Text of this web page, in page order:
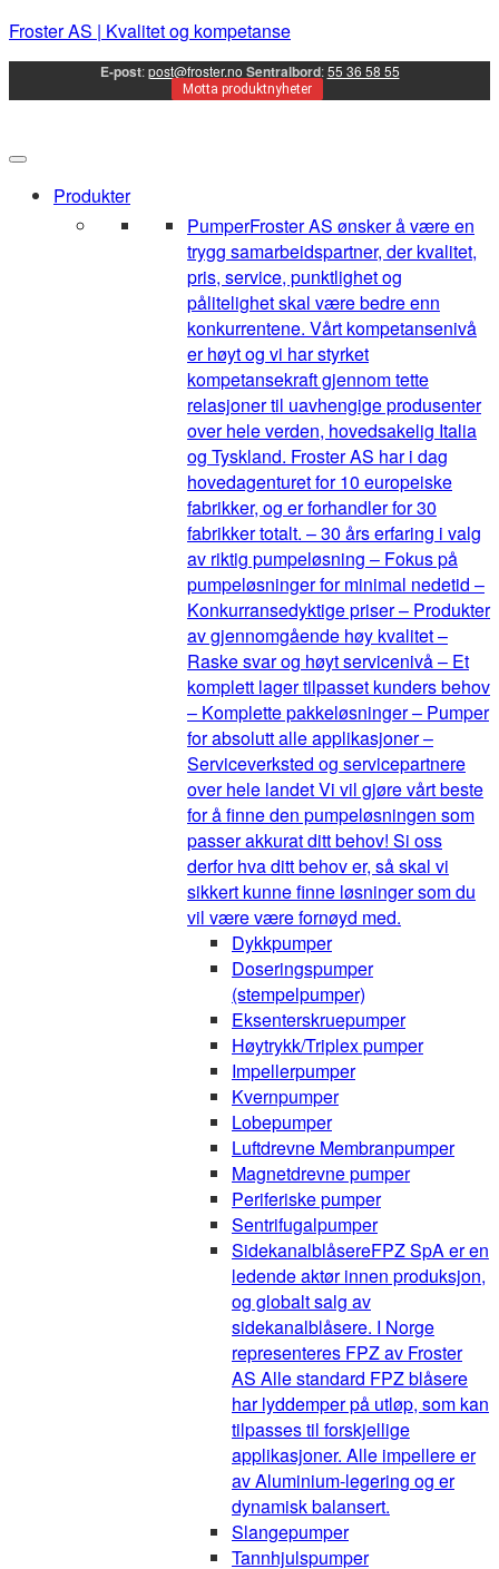
Froster AS | Kvalitet og kompetanse
E-post:post@froster.no Sentralbord:55 36 58 55
Motta produktnyheter
Produkter
PumperFroster AS ønsker å være en
trygg samarbeidspartner, der kvalitet,
pris, service, punktlighet og
pålitelighet skal være bedre enn
konkurrentene. Vårt kompetansenivå
er høyt og vi har styrket
kompetansekraft gjennom tette
relasjoner til uavhengige produsenter
over hele verden, hovedsakelig Italia
og Tyskland. Froster AS har i dag
hovedagenturet for 10 europeiske
fabrikker, og er forhandler for 30
fabrikker totalt. – 30 års erfaring i valg
av riktig pumpeløsning – Fokus på
pumpeløsninger for minimal nedetid –
Konkurransedyktige priser – Produkter
av gjennomgående høy kvalitet –
Raske svar og høyt servicenivå – Et
komplett lager tilpasset kunders behov
– Komplette pakkeløsninger – Pumper
for absolutt alle applikasjoner –
Serviceverksted og servicepartnere
over hele landet Vi vil gjøre vårt beste
for å finne den pumpeløsningen som
passer akkurat ditt behov! Si oss
derfor hva ditt behov er, så skal vi
sikkert kunne finne løsninger som du
vil være være fornøyd med.
Dykkpumper
Doseringspumper
(stempelpumper)
Eksenterskruepumper
Høytrykk/Triplex pumper
Impellerpumper
Kvernpumper
Lobepumper
Luftdrevne Membranpumper
Magnetdrevne pumper
Periferiske pumper
Sentrifugalpumper
SidekanalblåsereFPZ SpA er en
ledende aktør innen produksjon,
og globalt salg av
sidekanalblåsere. I Norge
representeres FPZ av Froster
AS Alle standard FPZ blåsere
har lyddemper på utløp, som kan
tilpasses til forskjellige
applikasjoner. Alle impellere er
av Aluminium-legering og er
dynamisk balansert.
Slangepumper
Tannhjulspumper